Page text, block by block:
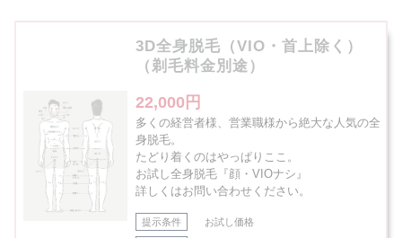
3D全身脱毛（VIO・首上除く）
（剃毛料金別途）
22,000円
多くの経営者様、営業職様から絶大な人気の全
身脱毛。
たどり着くのはやっぱりここ。
お試し全身脱毛『顔・VIOナシ』
詳しくはお問い合わせください。
提示条件 お試し価格